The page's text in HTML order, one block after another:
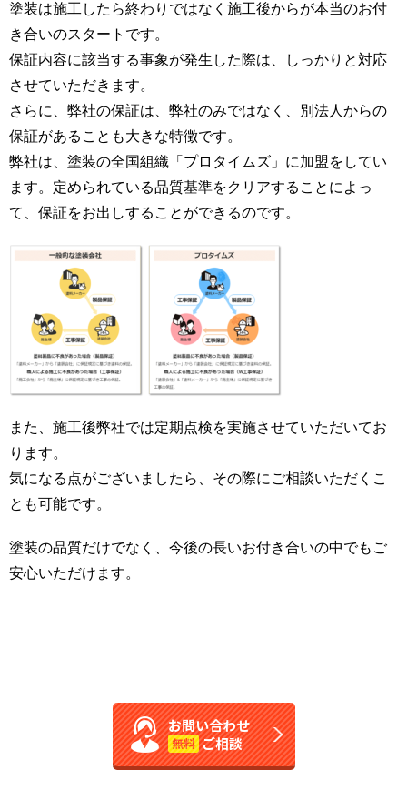
塗装は施工したら終わりではなく施工後からが本当のお付
き合いのスタートです。
保証内容に該当する事象が発生した際は、しっかりと対応
させていただきます。
さらに、弊社の保証は、弊社のみではなく、別法人からの
保証があることも大きな特徴です。
弊社は、塗装の全国組織「プロタイムズ」に加盟をしてい
ます。定められている品質基準をクリアすることによっ
て、保証をお出しすることができるのです。
また、施工後弊社では定期点検を実施させていただいてお
ります。
気になる点がございましたら、その際にご相談いただくこ
とも可能です。
塗装の品質だけでなく、今後の長いお付き合いの中でもご
安心いただけます。
お問い合わせ
無料 ご相談